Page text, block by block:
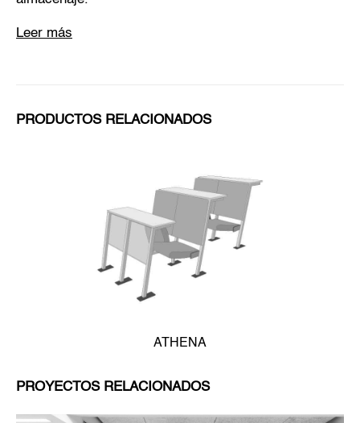
Leer más
PRODUCTOS RELACIONADOS
ATHENA
PROYECTOS RELACIONADOS